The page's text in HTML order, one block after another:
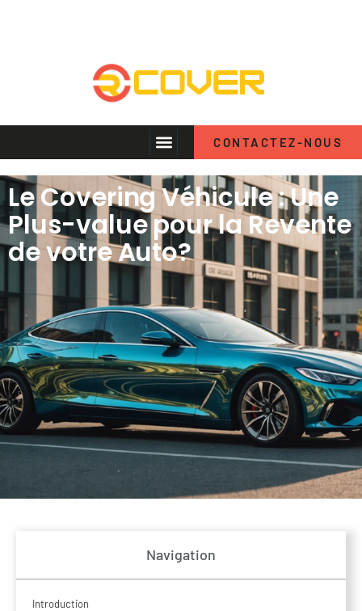
CONTACTEZ-NOUS
Le Covering Véhicule : Une
Plus-value pour la Revente
de votre Auto?
Navigation
Introduction